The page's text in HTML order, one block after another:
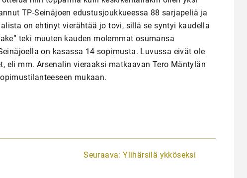
TP-Seinäjoen edustusjoukkueessa 88 sarjapeliä ja
on ehtinyt vierähtää jo tovi, sillä se syntyi kaudella
teki muuten kauden molemmat osumansa
on kasassa 14 sopimusta. Luvussa eivät ole
eli mm. Arsenalin vieraaksi matkaavan Tero Mäntylän
mukaan.
Seuraava: Ylihärsilä ykköseksi